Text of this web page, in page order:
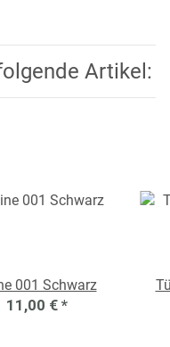
Artikel:
001 Schwarz
11,00 € *